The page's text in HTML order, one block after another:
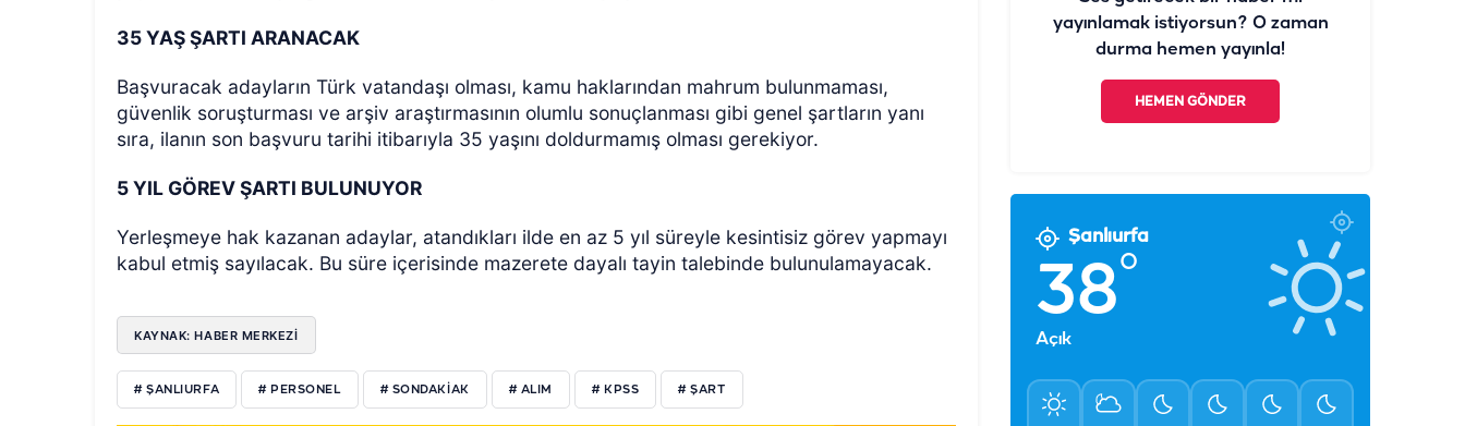
35 YAŞ ŞARTI ARANACAK
Başvuracak adayların Türk vatandaşı olması, kamu haklarından mahrum bulunmaması,
güvenlik soruşturması ve arşiv araştırmasının olumlu sonuçlanması gibi genel şartların yanı
sıra, ilanın son başvuru tarihi itibarıyla 35 yaşını doldurmamış olması gerekiyor.
5 YIL GÖREV ŞARTI BULUNUYOR
Yerleşmeye hak kazanan adaylar, atandıkları ilde en az 5 yıl süreyle kesintisiz görev yapmayı
kabul etmiş sayılacak. Bu süre içerisinde mazerete dayalı tayin talebinde bulunulamayacak.
KAYNAK: HABER MERKEZİ
# ŞANLIURFA # PERSONEL # SONDAKIAK # ALIM # KPSS # ŞART
Şanlıurfa
38°
38
PAZ
°
PZT PER
30°
CUM
Tüm hava tahminini göster